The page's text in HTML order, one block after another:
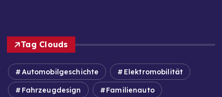
Tag Clouds
Automobilgeschichte Elektromobilität
Fahrzeugdesign Familienauto